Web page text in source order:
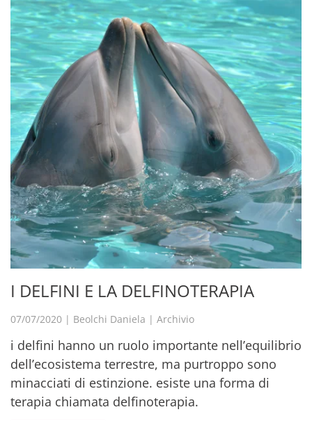
I DELFINI E LA DELFINOTERAPIA
07/07/2020 | Beolchi Daniela | Archivio
i delfini hanno un ruolo importante nell’equilibrio
dell’ecosistema terrestre, ma purtroppo sono
minacciati di estinzione. esiste una forma di
terapia chiamata delfinoterapia.